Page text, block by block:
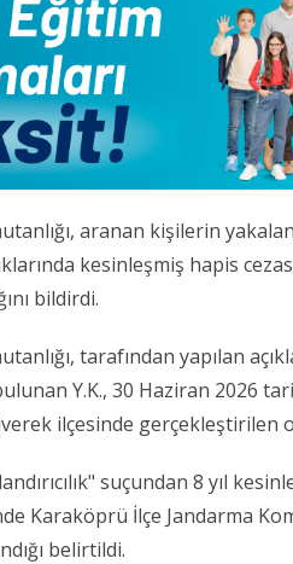
aranan kişilerin
kesinleşmiş hapis
bildirdi.
tarafından yapılan
Y.K., 30 Haziran 2026
ilçesinde gerçekleştirilen
suçundan 8 yıl
Karaköprü İlçe Jandarma
belirtildi.